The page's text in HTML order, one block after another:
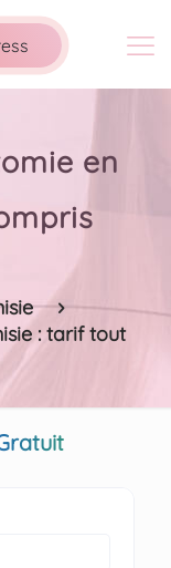
en
: tarif tout